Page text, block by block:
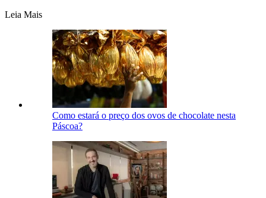
Leia Mais
Como estará o preço dos ovos de chocolate nesta
Páscoa?